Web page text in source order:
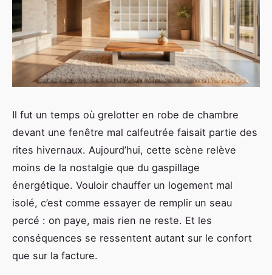
Il fut un temps où grelotter en robe de chambre
devant une fenêtre mal calfeutrée faisait partie des
rites hivernaux. Aujourd’hui, cette scène relève
moins de la nostalgie que du gaspillage
énergétique. Vouloir chauffer un logement mal
isolé, c’est comme essayer de remplir un seau
percé : on paye, mais rien ne reste. Et les
conséquences se ressentent autant sur le confort
que sur la facture.